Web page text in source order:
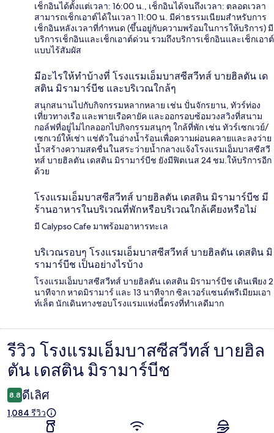
เช็กอินได้ตั้งแต่เวลา: 16:00 น., เช็กอินได้จนถึงเวลา: ตลอดเวลา
สามารถเช็กเอาต์ได้ในเวลา 11:00 น. มีค่าธรรมเนียมสำหรับการ
เช็กอินหลังเวลาที่กำหนด (ขึ้นอยู่กับความพร้อมในการให้บริการ) มี
บริการเช็กอินและเช็กเอาต์ด่วน รวมถึงบริการเช็กอินและเช็กเอาต์
แบบไร้สัมผัส
มีอะไรให้ทำบ้างที่ โรงแรมเอ็มบาสซีสวีทส์ บายฮิลตัน เด
สติน มิรามาร์บีช และบริเวณใกล้ๆ
สนุกสนานไปกับกิจกรรมหลากหลาย เช่น ปั่นจักรยาน, ทัวร์ท่อง
เที่ยวทางเรือ และพายเรือคายัค และออกรอบซ้อมวงสวิงที่สนาม
กอล์ฟที่อยู่ไม่ไกลออกไปกิจกรรมสนุกๆ ใกล้ที่พัก เช่น ทัวร์เซกเวย์/
เซกเวย์ให้เช่า แช่ตัวในอ่างน้ำร้อนเพื่อความผ่อนคลายและลงว่าย
น้ำสร้างความสดชื่นในสระว่ายน้ำกลางแจ้งโรงแรมเอ็มบาสซีสวี
ทส์ บายฮิลตัน เดสติน มิรามาร์บีช ยังมีฟิตเนส 24 ชม.ให้บริการอีก
ด้วย
โรงแรมเอ็มบาสซีสวีทส์ บายฮิลตัน เดสติน มิรามาร์บีช มี
ร้านอาหารในบริเวณที่พักหรือบริเวณใกล้เคียงหรือไม่
มี Calypso Cafe มาพร้อมอาหารทะเล
บริเวณรอบๆ โรงแรมเอ็มบาสซีสวีทส์ บายฮิลตัน เดสติน มิ
รามาร์บีช เป็นอย่างไรบ้าง
โรงแรมเอ็มบาสซีสวีทส์ บายฮิลตัน เดสติน มิรามาร์บีช เดินเพียง 2
นาทีจาก หาดมิรามาร์ และ 13 นาทีจาก ซิลเวอร์แซนด์พรีเมียมเอา
ท์เล็ต นักเดินทางชอบโรงแรมแห่งนี้ตรงที่ทำเลดีมาก
รีวิว
รีวิว โรงแรมเอ็มบาสซีสวีทส์ บายฮิล
ตัน เดสติน มิรามาร์บีช
8.8 ดีเลิศ
1,084 รีวิว